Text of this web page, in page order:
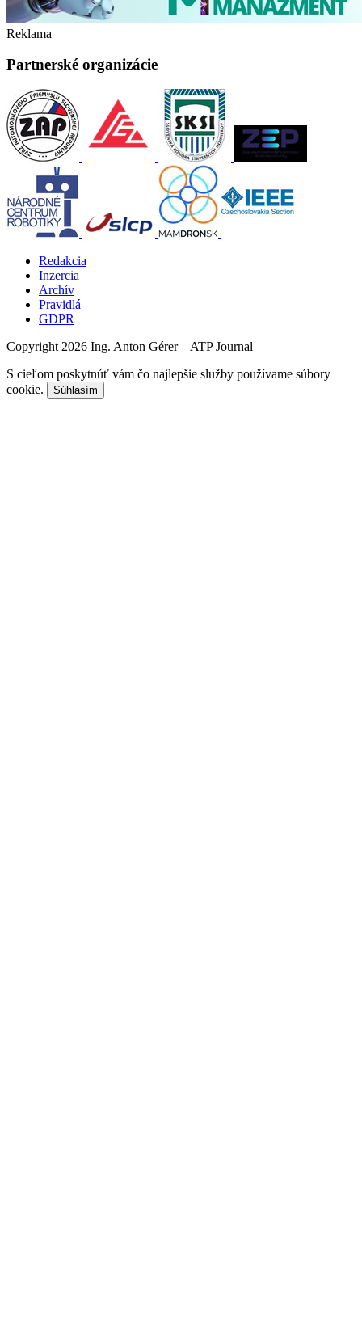
Reklama
Partnerské organizácie
Redakcia
Inzercia
Archív
Pravidlá
GDPR
Copyright 2026 Ing. Anton Gérer – ATP Journal
S cieľom poskytnúť vám čo najlepšie služby používame súbory
cookie.
Súhlasím